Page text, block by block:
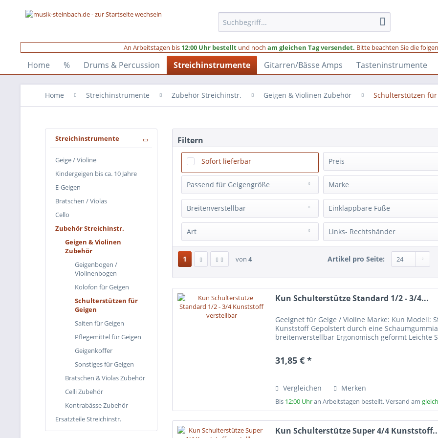
An Arbeitstagen bis 12:00 Uhr bestellt und noch am gleichen Tag versendet. Bitte beachten Sie die
Home % Drums & Percussion Streichinstrumente Gitarren/Bässe Amps Tasteninstrumente
Home Streichinstrumente Zubehör Streichinstr. Geigen & Violinen Zubehör Schulterstützen für
Streichinstrumente
Geige / Violine
Kindergeigen bis ca. 10 Jahre
E-Geigen
Bratschen / Violas
Cello
Zubehör Streichinstr.
Geigen & Violinen
Zubehör
Geigenbogen /
Violinenbogen
Kolofon für Geigen
Schulterstützen für
Geigen
Saiten für Geigen
Pflegemittel für Geigen
Geigenkoffer
Sonstiges für Geigen
Bratschen & Violas Zubehör
Celli Zubehör
Kontrabässe Zubehör
Ersatzteile Streichinstr.
Filtern
Sofort lieferbar Preis
von2,56 €bis245,18 €
Passend für Geigengröße
1/2(9)
1/2 - 3/4(3)
1/4(3)
1/4 - 1/2
13)
1/8 - 1/4(4)
1/16(1)
passend für alle Größen(3)
Marke
Augustin (18)
Bonmusica(10)
Efel(2)
Gewa(2)
GEWAPure(2
Libero(7)
Playonair(5)
Resonans(1)
Breitenverstellbar
Nein(30)
Einklappbare Füße
Ja(15)
Nein(78)
Art
Luftkissen
Schulterkissen
Schulterstütze(79)
Links- Rechtshänder
für Linkshändergeigen(6)
für Rechtshändergeigen(73
1 von 4 Artikel pro Seite:
Kun Schulterstütze Standard 1/2 - 3/4...
Geeignet für Geige / Violine Marke: Kun Modell:
Kunststoff Gepolstert durch eine
breitenverstellbar Ergonomisch geformt Leichte
31,85 € *
Vergleichen Merken
Bis 12:00 Uhran Arbeitstagen bestellt, Versand am
Kun Schulterstütze Super 4/4